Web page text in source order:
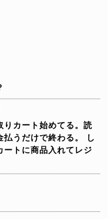
りカート始めてる。読
うだけで終わる。
し
ートに商品入れてレジ